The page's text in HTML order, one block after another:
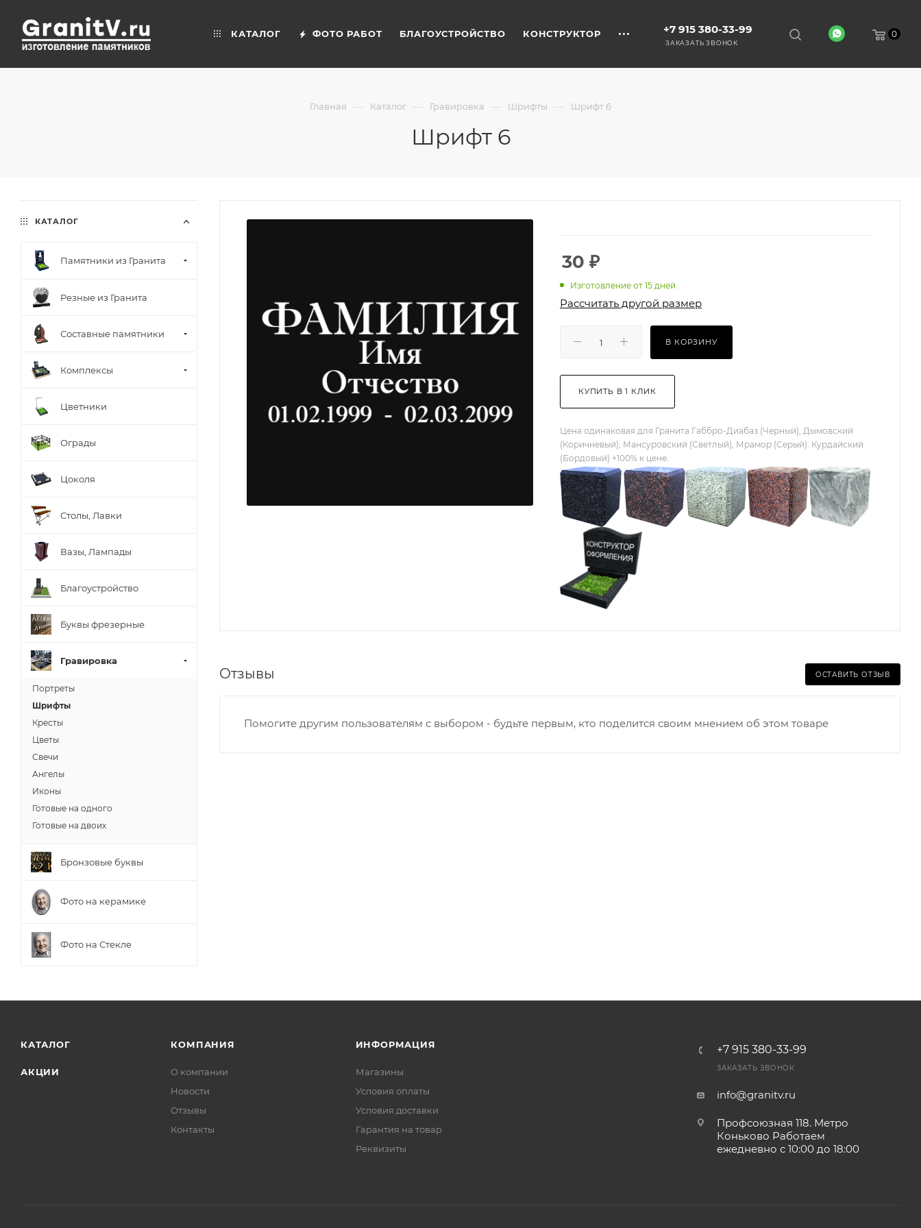
+7 915 380-33-99
ЗАКАЗАТЬ ЗВОНОК
0
КАТАЛОГ ФОТО РАБОТ БЛАГОУСТРОЙСТВО КОНСТРУКТОР
Главная — Каталог — Гравировка — Шрифты — Шрифт 6
Шрифт 6
30 ₽
Изготовление от 15 дней
Рассчитать другой размер
В КОРЗИНУ
КУПИТЬ В 1 КЛИК
Цена одинаковая для Гранита Габбро-Диабаз (Черный), Дымовский
(Коричневый), Мансуровский (Светлый), Мрамор (Серый). Курдайский
(Бордовый) +100% к цене.
Отзывы ОСТАВИТЬ ОТЗЫВ
Помогите другим пользователям с выбором - будьте первым, кто поделится своим мнением об этом товаре
КАТАЛОГ
Памятники из Гранита
Резные из Гранита
Составные памятники
Комплексы
Цветники
Ограды
Цоколя
Столы, Лавки
Вазы, Лампады
Благоустройство
Буквы фрезерные
Гравировка
Портреты
Шрифты
Кресты
Цветы
Свечи
Ангелы
Иконы
Готовые на одного
Готовые на двоих
Бронзовые буквы
Фото на керамике
Фото на Стекле
КАТАЛОГ
АКЦИИ
КОМПАНИЯ
О компании
Новости
Отзывы
Контакты
ИНФОРМАЦИЯ
Магазины
Условия оплаты
Условия доставки
Гарантия на товар
Реквизиты
+7 915 380-33-99
ЗАКАЗАТЬ ЗВОНОК
info@granitv.ru
Профсоюзная 118. Метро
Коньково Работаем
ежедневно с 10:00 до 18:00